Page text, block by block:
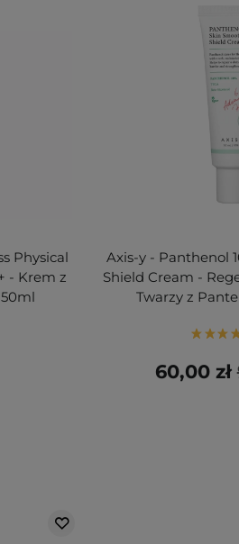
Physical
- Krem z
Axis-y - Panthenol
Shield Cream -
Twarzy z
60,00 zł